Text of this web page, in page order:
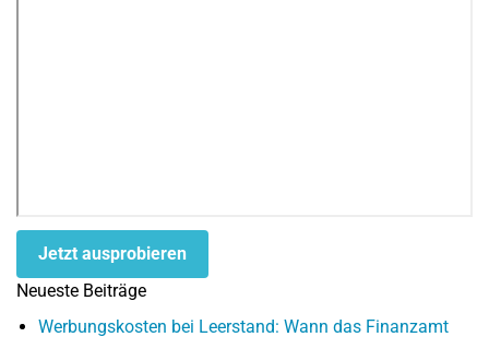
Jetzt ausprobieren
Neueste Beiträge
Werbungskosten bei Leerstand: Wann das Finanzamt